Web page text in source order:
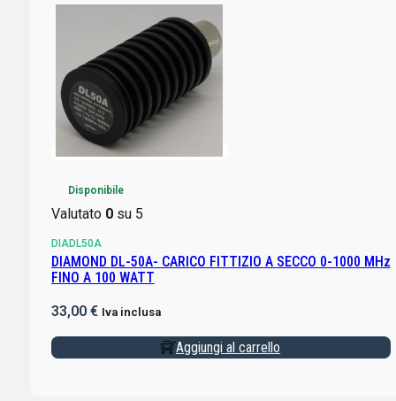
Disponibile
Valutato 0su 5
DIADL50A
DIAMOND DL-50A- CARICO FITTIZIO A SECCO 0-1000 MHz
FINO A 100 WATT
33,00 € Iva inclusa
Aggiungi al carrello